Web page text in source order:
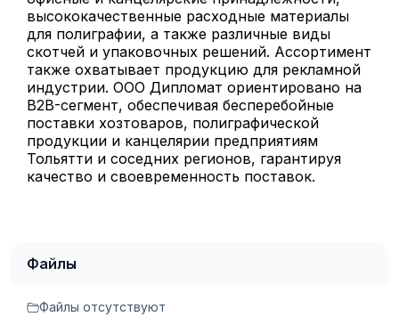
высококачественные расходные материалы
для полиграфии, а также различные виды
скотчей и упаковочных решений. Ассортимент
также охватывает продукцию для рекламной
индустрии. ООО Дипломат ориентировано на
B2B-сегмент, обеспечивая бесперебойные
поставки хозтоваров, полиграфической
продукции и канцелярии предприятиям
Тольятти и соседних регионов, гарантируя
качество и своевременность поставок.
Файлы
Файлы отсутствуют